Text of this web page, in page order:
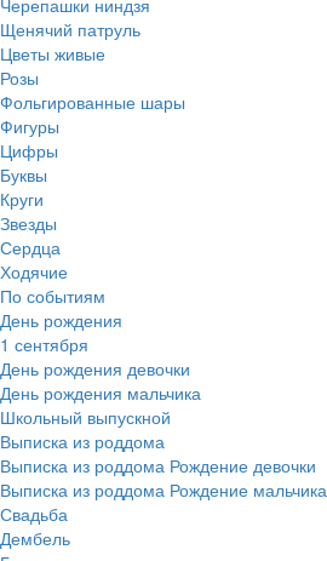
Щенячий патруль
Цветы живые
Розы
Фольгированные шары
Фигуры
Цифры
Буквы
Круги
Звезды
Сердца
Ходячие
По событиям
День рождения
1 сентября
День рождения девочки
День рождения мальчика
Школьный выпускной
Выписка из роддома
Выписка из роддома Рождение девочки
Выписка из роддома Рождение мальчика
Свадьба
Дембель